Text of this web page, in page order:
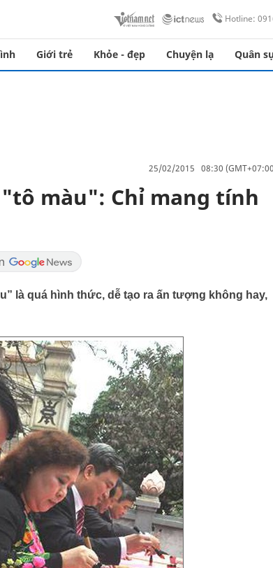
Hotline:
Giới trẻ Khỏe - đẹp Chuyện lạ Quân
25/02/2015 08:30
màu": Chỉ mang tính
là quá hình thức, dễ tạo ra ấn tượng không hay,